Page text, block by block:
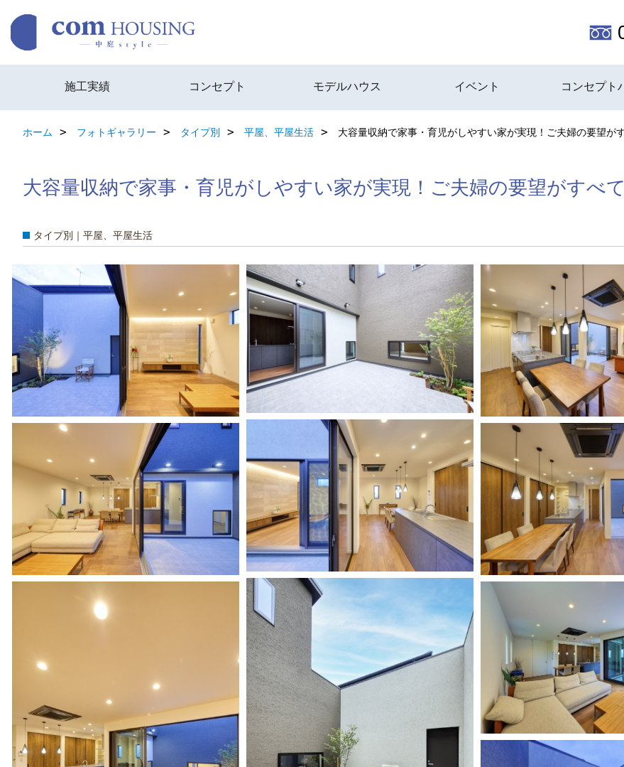
施工実績 コンセプト モデルハウス イベント コンセプト
ホーム フォトギャラリー タイプ別 平屋、平屋生活 大容量収納で家事・育児がしやすい家が実現！ご夫婦の要望が
大容量収納で家事・育児がしやすい家が実現！ご夫婦の要望がすべ
タイプ別｜平屋、平屋生活